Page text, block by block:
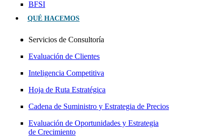
BFSI
QUÉ HACEMOS
Servicios de Consultoría
Evaluación de Clientes
Inteligencia Competitiva
Hoja de Ruta Estratégica
Cadena de Suministro y Estrategia de Precios
Evaluación de Oportunidades y Estrategia
de Crecimiento